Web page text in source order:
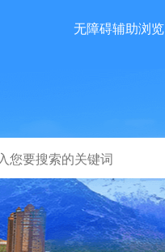
无障碍辅助浏览